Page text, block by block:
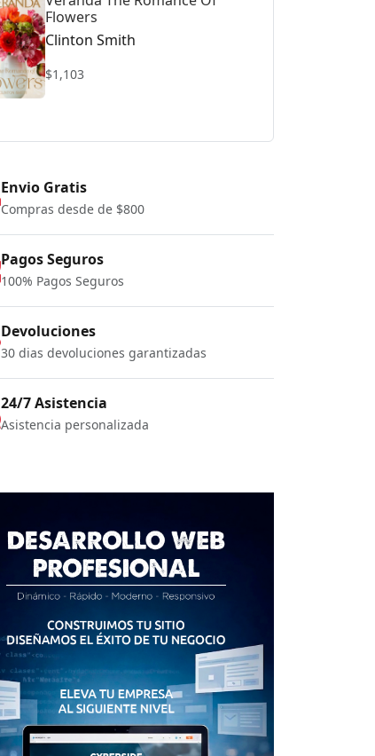
Flowers
Clinton Smith
$1,103
Envio Gratis
Compras desde de $800
Pagos Seguros
100% Pagos Seguros
Devoluciones
30 dias devoluciones garantizadas
24/7 Asistencia
Asistencia personalizada